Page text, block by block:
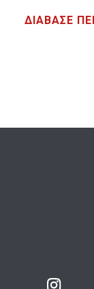
ΔΙΑΒΑΣΕ